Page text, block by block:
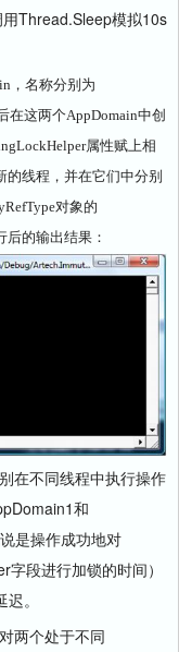
Thread.Sleep模拟10s
，名称分别为
在这两个AppDomain中创
属性赋上相
的线程，并在它们中分别
对象的
后的输出结果：
不同线程中执行操作
和
是操作成功地对
段进行加锁的时间）
。
两个处于不同